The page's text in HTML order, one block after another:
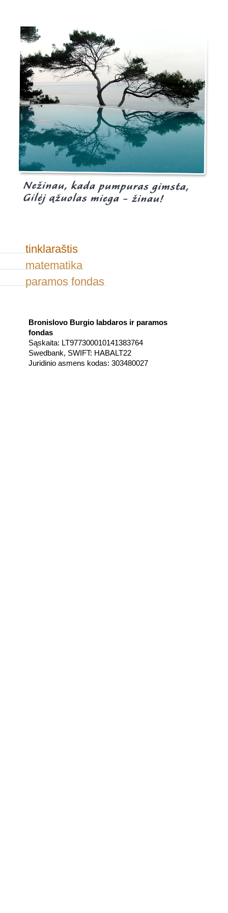
tinklaraštis
matematika
paramos fondas
Bronislovo Burgio labdaros ir paramos
fondas
Sąskaita: LT977300010141383764
Swedbank, SWIFT: HABALT22
Juridinio asmens kodas: 303480027